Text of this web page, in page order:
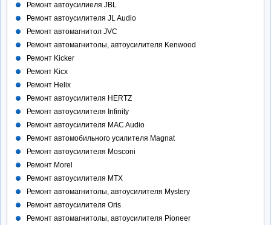
Ремонт автоусилиеля JBL
Ремонт автоусилителя JL Audio
Ремонт автомагнитол JVC
Ремонт автомагнитолы, автоусилителя Kenwood
Ремонт Kicker
Ремонт Kicx
Ремонт Helix
Ремонт автоусилителя HERTZ
Ремонт автоусилителя Infinity
Ремонт автоусилителя MAC Audio
Ремонт автомобильного усилителя Magnat
Ремонт автоусилителя Mosconi
Ремонт Morel
Ремонт автоусилителя MTX
Ремонт автомагнитолы, автоусилителя Mystery
Ремонт автоусилителя Oris
Ремонт автомагнитолы, автоусилителя Pioneer